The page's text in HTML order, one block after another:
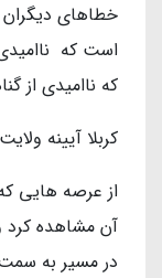
خطاهای
است که
که ناامیدی از
کربلا آیینه
از عرصه هایی
آن مشاهده کرد
در مسیر به